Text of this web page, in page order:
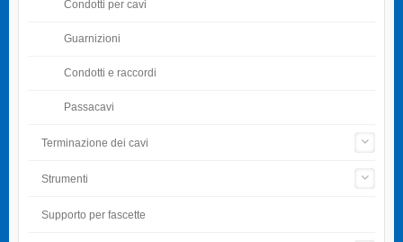
Condotti per cavi
Guarnizioni
Condotti e raccordi
Passacavi
Terminazione dei cavi
Strumenti
Supporto per fascette